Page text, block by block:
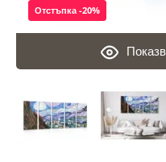
Отстъпка -20%